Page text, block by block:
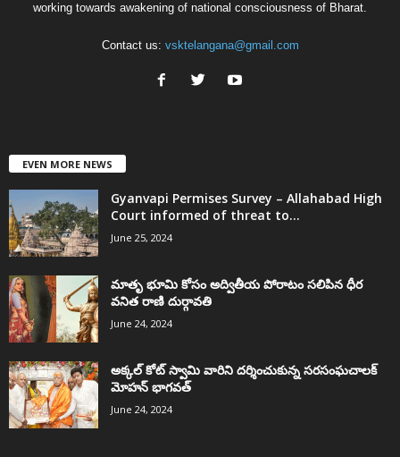
working towards awakening of national consciousness of Bharat.
Contact us: vsktelangana@gmail.com
EVEN MORE NEWS
Gyanvapi Permises Survey – Allahabad High
Court informed of threat to...
June 25, 2024
మాతృ భూమి కోసం అద్వితీయ పోరాటం సలిపిన ధీర
వనిత రాణి దుర్గావతి
June 24, 2024
అక్కల్‌ కోట్‌ స్వామి వారిని దర్శించుకున్న సరసంఘచాలక్
మోహన్ భాగవత్
June 24, 2024